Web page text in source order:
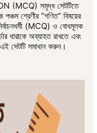
(MCQ) সমৃদ্ধ সেটটিতে
শ্রেণীর “গণিত” বিষয়ের
(MCQ) ও বোধমূলক
অব্যাহত রাখতে এবং
সেটটি সমাধান করুন।